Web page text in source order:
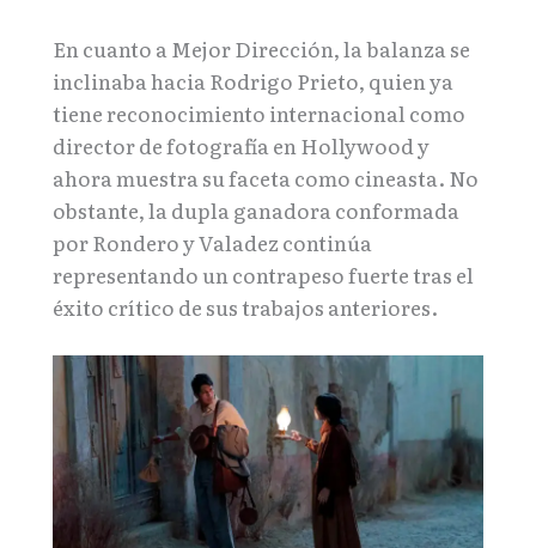
En cuanto a Mejor Dirección, la balanza se
inclinaba hacia Rodrigo Prieto, quien ya
tiene reconocimiento internacional como
director de fotografía en Hollywood y
ahora muestra su faceta como cineasta. No
obstante, la dupla ganadora conformada
por Rondero y Valadez continúa
representando un contrapeso fuerte tras el
éxito crítico de sus trabajos anteriores.